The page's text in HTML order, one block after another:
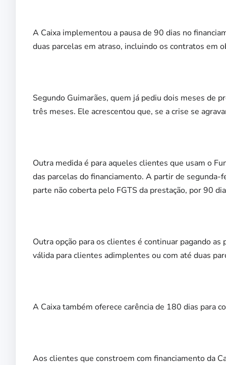
A Caixa implementou a pausa de 90 dias no
duas parcelas em atraso, incluindo os contratos em
Segundo Guimarães, quem já pediu dois meses de
três meses. Ele acrescentou que, se a crise se
Outra medida é para aqueles clientes que usam o
das parcelas do financiamento. A partir de segunda-
parte não coberta pelo FGTS da prestação, por 90
Outra opção para os clientes é continuar pagando
válida para clientes adimplentes ou com até duas
A Caixa também oferece carência de 180 dias para
Aos clientes que constroem com financiamento da